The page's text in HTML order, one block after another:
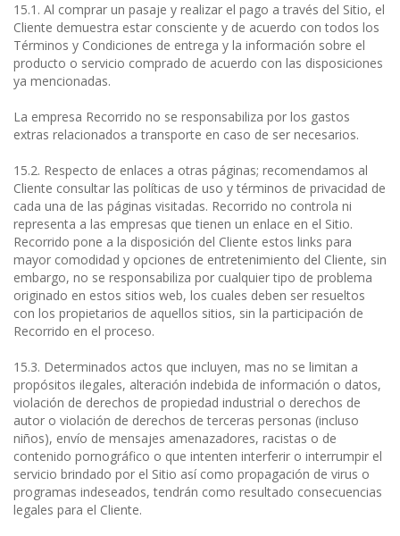
15.1. Al comprar un pasaje y realizar el pago a través del Sitio, el
Cliente demuestra estar consciente y de acuerdo con todos los
Términos y Condiciones de entrega y la información sobre el
producto o servicio comprado de acuerdo con las disposiciones
ya mencionadas.
La empresa Recorrido no se responsabiliza por los gastos
extras relacionados a transporte en caso de ser necesarios.
15.2. Respecto de enlaces a otras páginas; recomendamos al
Cliente consultar las políticas de uso y términos de privacidad de
cada una de las páginas visitadas. Recorrido no controla ni
representa a las empresas que tienen un enlace en el Sitio.
Recorrido pone a la disposición del Cliente estos links para
mayor comodidad y opciones de entretenimiento del Cliente, sin
embargo, no se responsabiliza por cualquier tipo de problema
originado en estos sitios web, los cuales deben ser resueltos
con los propietarios de aquellos sitios, sin la participación de
Recorrido en el proceso.
15.3. Determinados actos que incluyen, mas no se limitan a
propósitos ilegales, alteración indebida de información o datos,
violación de derechos de propiedad industrial o derechos de
autor o violación de derechos de terceras personas (incluso
niños), envío de mensajes amenazadores, racistas o de
contenido pornográfico o que intenten interferir o interrumpir el
servicio brindado por el Sitio así como propagación de virus o
programas indeseados, tendrán como resultado consecuencias
legales para el Cliente.